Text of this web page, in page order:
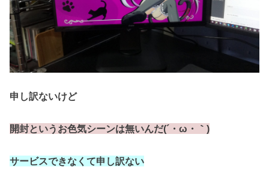
申し訳ないけど
開封というお色気シーンは無いんだ(´・ω・｀)
サービスできなくて申し訳ない